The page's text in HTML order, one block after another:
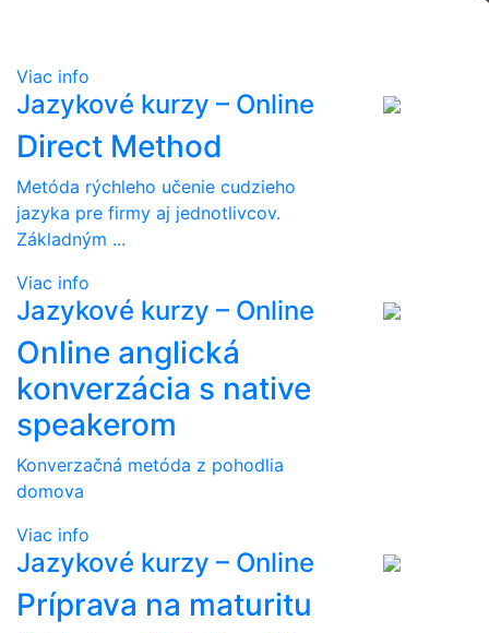
Viac info
Jazykové kurzy – Online
Direct Method
Metóda rýchleho učenie cudzieho
jazyka pre firmy aj jednotlivcov.
Základným ...
Viac info
Jazykové kurzy – Online
Online anglická
konverzácia s native
speakerom
Konverzačná metóda z pohodlia
domova
Viac info
Jazykové kurzy – Online
Príprava na maturitu